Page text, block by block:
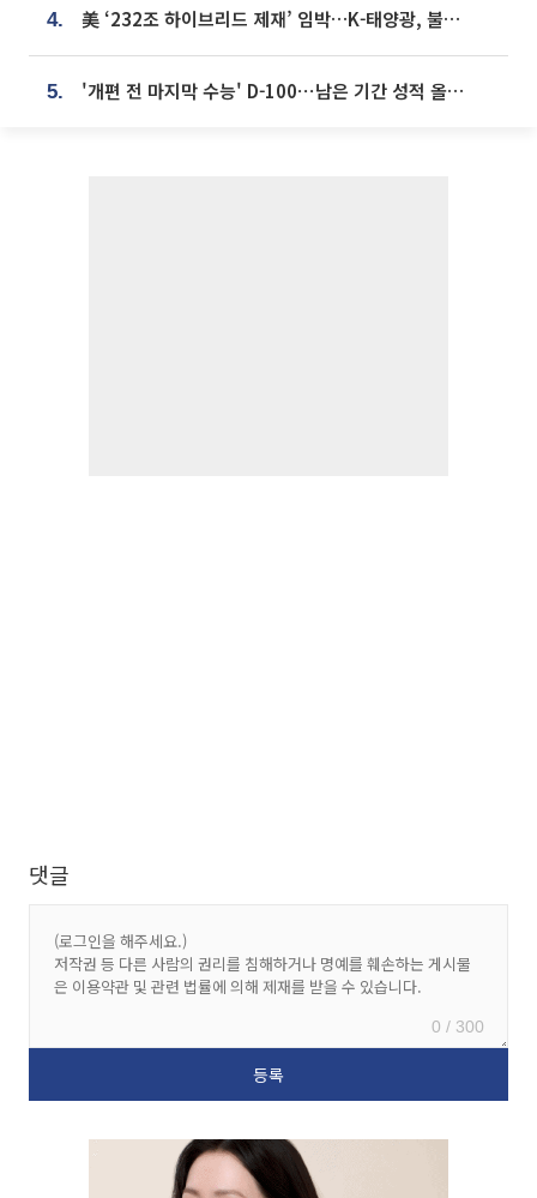
4. 美 ‘232조 하이브리드 제재’ 임박…K-태양광, 불확실성 털고 날개 다나
5. '개편 전 마지막 수능' D-100⋯남은 기간 성적 올릴 전략은
댓글
0 / 300